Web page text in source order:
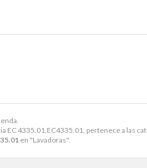
EC 4335.01,EC4335.01, pertenece a las
en "Lavadoras".